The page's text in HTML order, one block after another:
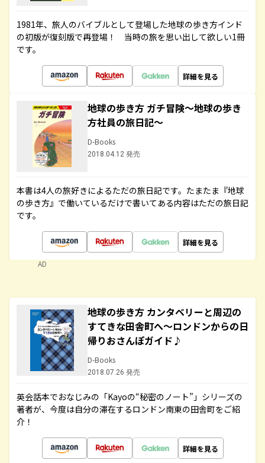
1981年、旅人のバイブルとして登場した地球の歩き方インド
の初版が復刻版で再登場！ 当時の旅を思い出して欲しい1冊
です。
詳細を見る
地球の歩き方 ガチ冒険～地球の歩き
方社員の旅日記～
D-Books
2018.04.12 発売
本書は4人の旅好きによるただの旅日記です。たまたま『地球
の歩き方』で働いているだけで書いてある内容はただの旅日記
です。
詳細を見る
AD
地球の歩き方 カンタベリーと周辺の
すてきな田舎町へ～ロンドンからの日
帰りおさんぽガイド♪
D-Books
2018.07.26 発売
英会話本でおなじみの「Kayoの“秘密のノート”」シリーズの
著者が、今度は自分の滞在するロンドン南東の田舎町をご紹
介！
詳細を見る